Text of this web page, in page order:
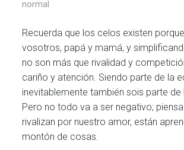
normal
Recuerda que los celos existen
vosotros, papá y mamá, y
no son más que rivalidad y
cariño y atención. Siendo parte de la
inevitablemente también sois parte de
Pero no todo va a ser negativo;
rivalizan por nuestro amor, están
montón de cosas.